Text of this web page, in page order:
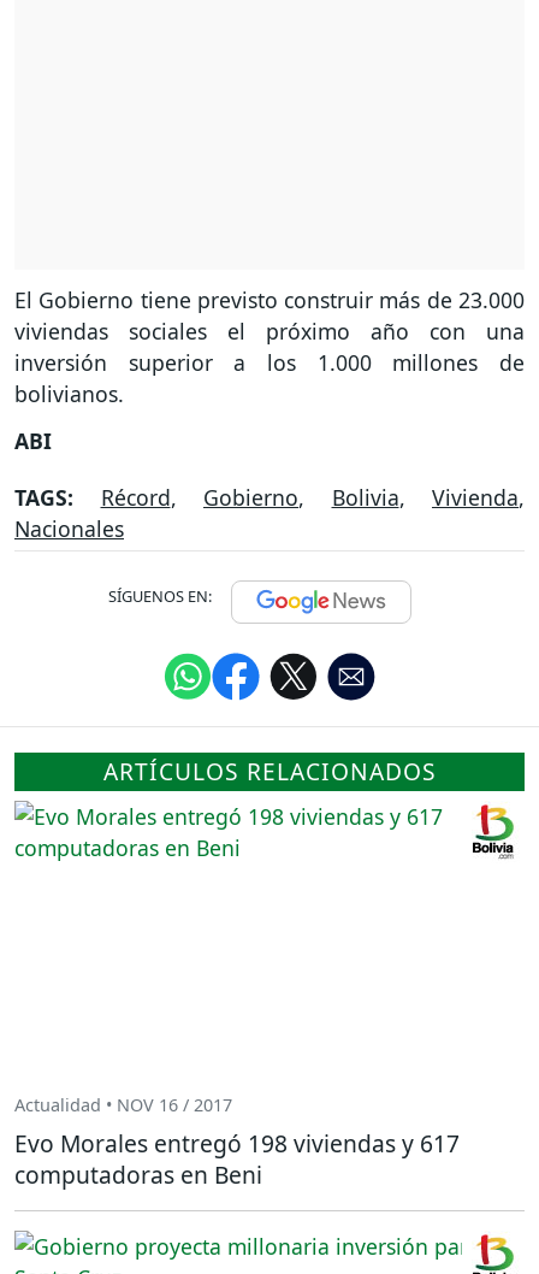
El Gobierno tiene previsto construir más de 23.000
viviendas sociales el próximo año con una
inversión superior a los 1.000 millones de
bolivianos.
ABI
TAGS: Récord, Gobierno, Bolivia, Vivienda,
Nacionales
SÍGUENOS EN:
ARTÍCULOS RELACIONADOS
Actualidad • NOV 16 / 2017
Evo Morales entregó 198 viviendas y 617
computadoras en Beni